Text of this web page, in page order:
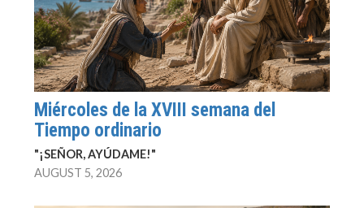
Miércoles de la XVIII semana del
Tiempo ordinario
"¡SEÑOR, AYÚDAME!"
AUGUST 5, 2026